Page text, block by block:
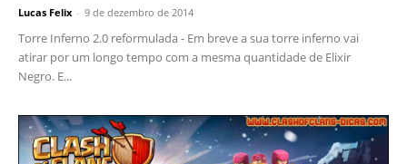
Lucas Felix - 9 de dezembro de 2014
Torre Inferno 2.0 reformulada - Em breve a sua torre inferno vai
atirar por um longo tempo com a mesma quantidade de Elixir
Negro. E...